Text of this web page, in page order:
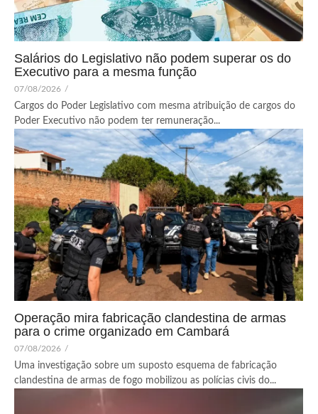
Salários do Legislativo não podem superar os do
Executivo para a mesma função
07/08/2026 /
Cargos do Poder Legislativo com mesma atribuição de cargos do
Poder Executivo não podem ter remuneração...
Operação mira fabricação clandestina de armas
para o crime organizado em Cambará
07/08/2026 /
Uma investigação sobre um suposto esquema de fabricação
clandestina de armas de fogo mobilizou as polícias civis do...